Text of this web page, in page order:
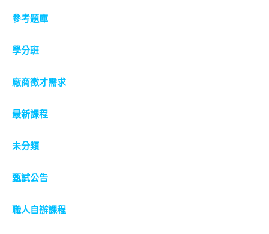
參考題庫
學分班
廠商徵才需求
最新課程
未分類
甄試公告
職人自辦課程